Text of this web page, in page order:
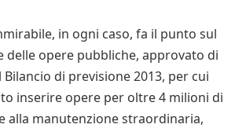
in ogni caso, fa il punto sul
delle opere pubbliche, approvato di
di previsione 2013, per cui
inserire opere per oltre 4 milioni di
alla manutenzione straordinaria,